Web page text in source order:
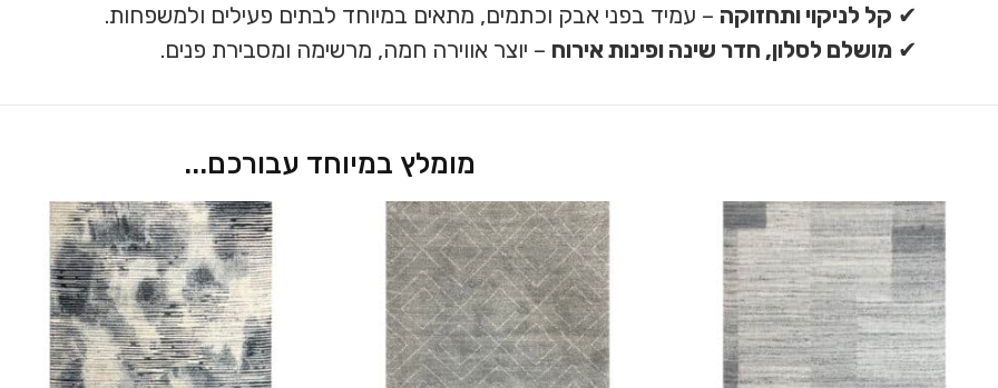
✔ קל לניקוי ותחזוקה – עמיד בפני אבק וכתמים, מתאים במיוחד לבתים פעילים ולמשפחות.
✔ מושלם לסלון, חדר שינה ופינות אירוח – יוצר אווירה חמה, מרשימה ומסבירת פנים.
מומלץ במיוחד עבורכם...